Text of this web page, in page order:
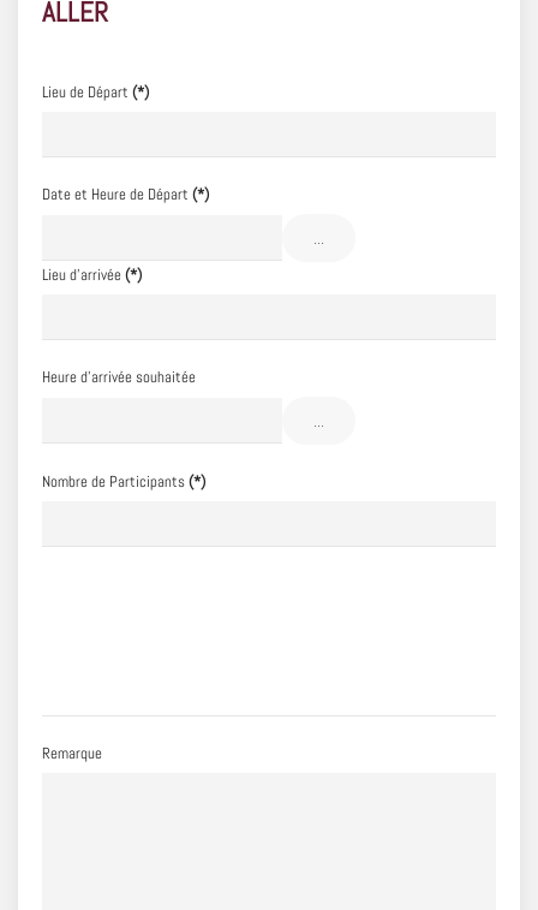
ALLER
Lieu de Départ (*)
Date et Heure de Départ (*)
...
Lieu d'arrivée(*)
Heure d'arrivée souhaitée
...
Nombre de Participants(*)
Remarque